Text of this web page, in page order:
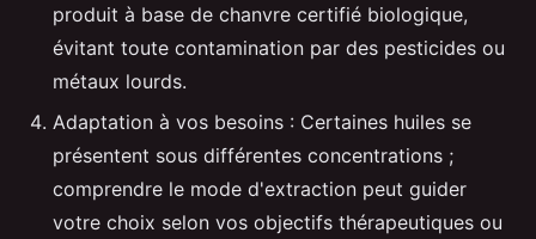
produit à base de chanvre certifié biologique,
évitant toute contamination par des pesticides ou
métaux lourds.
Adaptation à vos besoins : Certaines huiles se
présentent sous différentes concentrations ;
comprendre le mode d'extraction peut guider
votre choix selon vos objectifs thérapeutiques ou